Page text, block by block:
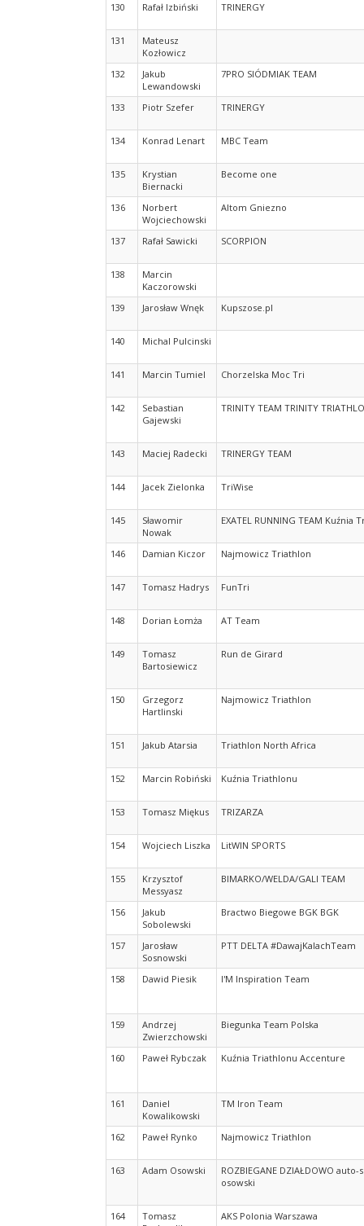
130 Rafał Izbiński TRINERGY
131
Mateusz
Kozłowicz
132
Jakub
Lewandowski
7PRO SIÓDMIAK TEAM
133 Piotr Szefer TRINERGY
134 Konrad Lenart MBC Team
135
Krystian
Biernacki
Become one
136
Norbert
Wojciechowski
Altom Gniezno
137 Rafał Sawicki SCORPION
138
Marcin
Kaczorowski
139
Jarosław Wnęk Kupszose.pl
140 Michal Pulcinski
141 Marcin Tumiel Chorzelska Moc Tri
142
Sebastian
Gajewski
TRINITY TEAM TRINITY
143 Maciej Radecki TRINERGY TEAM
144 Jacek Zielonka TriWise
145
Sławomir
Nowak
EXATEL RUNNING TEAM Kuźnia
146 Damian Kiczor Najmowicz Triathlon
147 Tomasz Hadrys FunTri
148 Dorian Łomża AT Team
149
Tomasz
Bartosiewicz
Run de Girard
150
Grzegorz
Hartlinski
Najmowicz Triathlon
151 Jakub Atarsia Triathlon North Africa
152 Marcin Robiński Kuźnia Triathlonu
153 Tomasz Miękus TRIZARZA
154 Wojciech Liszka LitWIN SPORTS
155
Krzysztof
Messyasz
BIMARKO/WELDA/GALI TEAM
156
Jakub
Sobolewski
Bractwo Biegowe BGK BGK
157
Jarosław
Sosnowski
PTT DELTA #DawajKalachTeam
158 Dawid Piesik I'M Inspiration Team
159
Andrzej
Zwierzchowski
Biegunka Team Polska
160 Paweł Rybczak Kuźnia Triathlonu Accenture
161
Daniel
Kowalikowski
TM Iron Team
162 Paweł Rynko Najmowicz Triathlon
163 Adam Osowski
ROZBIEGANE DZIAŁDOWO auto-
osowski
164
Tomasz
AKS Polonia Warszawa